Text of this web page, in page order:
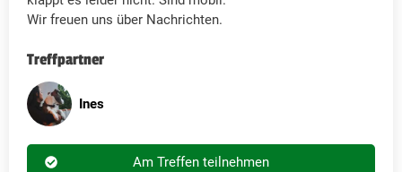
Wir freuen uns über Nachrichten.
Treffpartner
Ines
Am Treffen teilnehmen